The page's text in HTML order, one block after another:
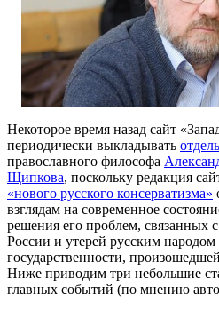
Некоторое время назад сайт
периодически выкладывать
православного философа
Щипкова, поскольку редакция
«нового русского консерватизма»
взглядам на современное
решения его проблем, связанных
России и утерей русским
государственности,
Ниже приводим три небольшие
главных событий (по мнению